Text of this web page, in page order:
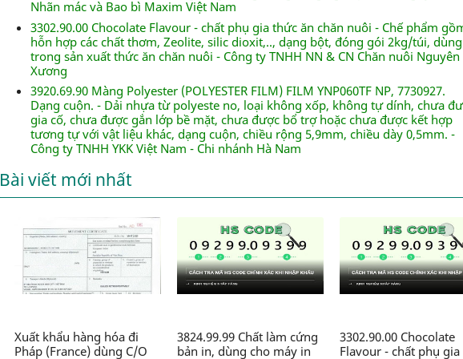
Nhãn mác và Bao bì Maxim Việt Nam
3302.90.00 Chocolate Flavour - chất phụ gia thức ăn chăn nuôi - Chế phẩm
hỗn hợp các chất thơm, Zeolite, silic dioxit,.., dạng bột, đóng gói 2kg/túi, dùng
trong sản xuất thức ăn chăn nuôi - Công ty TNHH NN & CN Chăn nuôi Nguyên
Xương
3920.69.90 Màng Polyester (POLYESTER FILM) FILM YNP060TF NP, 7730927.
Dạng cuộn. - Dải nhựa từ polyeste no, loại không xốp, không tự dính, chưa
gia cố, chưa được gắn lớp bề mặt, chưa được bổ trợ hoặc chưa được kết hợp
tương tự với vật liệu khác, dạng cuộn, chiều rộng 5,9mm, chiều dày 0,5mm. -
Công ty TNHH YKK Việt Nam - Chi nhánh Hà Nam
Bài viết mới nhất
Xuất khẩu hàng hóa đi
Pháp (France) dùng C/O
3824.99.99 Chất làm cứng
bản in, dùng cho máy in
3302.90.00 Chocolate
Flavour - chất phụ gia